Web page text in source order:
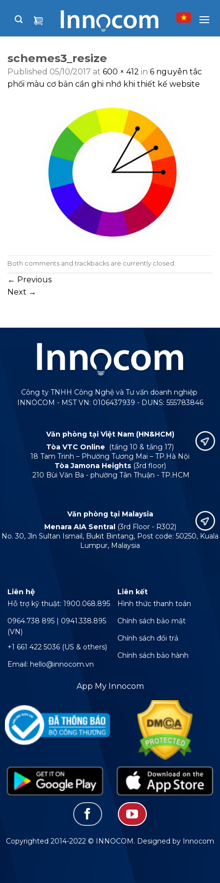
schemes3_resize
Published 05/10/2017 at 600 × 412 in 6 nguyên tắc
phối màu cơ bản cần ghi nhớ khi thiết kế website
Both comments and trackbacks are currently closed.
← Previous
Next →
Công ty TNHH Công Nghệ và Tư vấn doanh nghiệp
INNOCOM - MST VN: 0106437939 - DUNS: 555783846
Văn phòng tại Việt Nam (HN&HCM)
Tòa VTC Online
(tầng 10 & tầng 17)
18 Tam Trinh – Phường Tương Mai – TP.Hà Nội
Tòa Jamona Heights (3rd floor)
210 Bùi Văn Ba - phường Tân Thuận - TP.HCM
Văn phòng tại Malaysia
Menara AIA Sentral (3rd Floor - R302)
No. 30, Jln Sultan Ismail, Bukit Bintang, Post code: 50250, Kuala
Lumpur, Malaysia
Liên hệ
Hỗ trợ kỹ thuật: 1900.068.895
0964.738 895 | 0941.338.895
(VN)
+1 661 422 5036 (US & others)
Email: hello@innocom.vn
Liên kết
Hình thức thanh toán
Chính sách bảo mật
Chính sách đổi trả
Chính sách bảo hành
App My Innocom
Copyrighted 2014-2022 © INNOCOM. Designed by Innocom